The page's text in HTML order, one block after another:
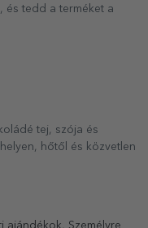
és tedd a terméket a
tej, szója és
hőtől és közvetlen
ajándékok, Személyre